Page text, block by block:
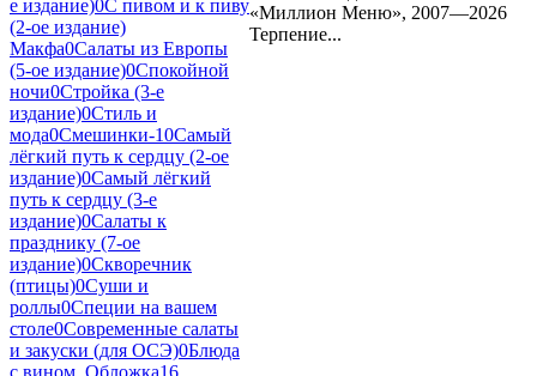
е издание)0С пивом и к пиву
(2-ое издание)
Макфа0Салаты из Европы
(5-ое издание)0Спокойной
ночи0Стройка (3-е
издание)0Стиль и
мода0Смешинки-10Самый
лёгкий путь к сердцу (2-ое
издание)0Самый лёгкий
путь к сердцу (3-е
издание)0Салаты к
празднику (7-ое
издание)0Скворечник
(птицы)0Суши и
роллы0Специи на вашем
столе0Современные салаты
и закуски (для ОСЭ)0Блюда
«Миллион Меню», 2007—2026
Терпение...